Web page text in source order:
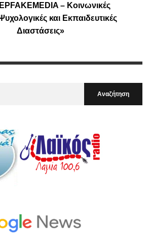
– Κοινωνικές
και Εκπαιδευτικές
Διαστάσεις»